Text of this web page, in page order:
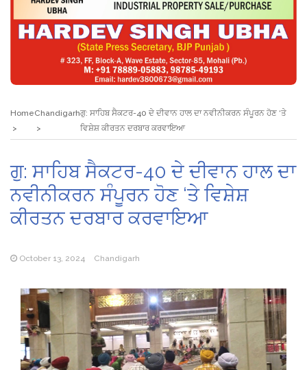
HomeChandigarhਗੁ: ਸਾਹਿਬ ਸੈਕਟਰ-40 ਦੇ ਦੀਵਾਨ ਹਾਲ ਦਾ ਨਵੀਨੀਕਰਨ ਸੰਪੂਰਨ ਹੋਣ ‘ਤੇ
ਵਿਸ਼ੇਸ਼ ਕੀਰਤਨ ਦਰਬਾਰ ਕਰਵਾਇਆ
ਗੁ: ਸਾਹਿਬ ਸੈਕਟਰ-40 ਦੇ ਦੀਵਾਨ ਹਾਲ ਦਾ
ਨਵੀਨੀਕਰਨ ਸੰਪੂਰਨ ਹੋਣ ‘ਤੇ ਵਿਸ਼ੇਸ਼
ਕੀਰਤਨ ਦਰਬਾਰ ਕਰਵਾਇਆ
October 13, 2024 Chandigarh